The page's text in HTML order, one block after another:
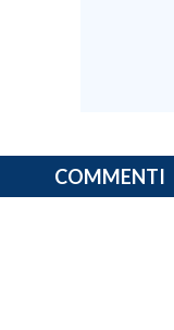
COMMENTI